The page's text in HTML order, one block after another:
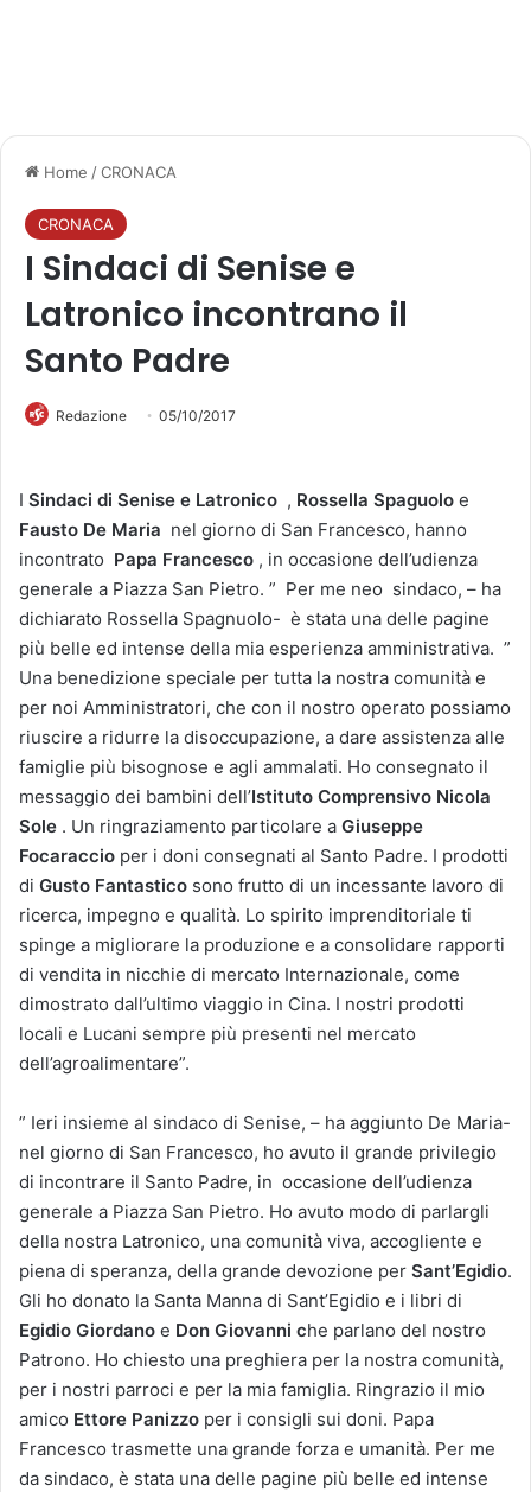
Home /CRONACA
CRONACA
I Sindaci di Senise e
Latronico incontrano il
Santo Padre
Redazione 05/10/2017
I Sindaci di Senise e Latronico , Rossella Spaguolo e
Fausto De Maria nel giorno di San Francesco, hanno
incontrato Papa Francesco , in occasione dell’udienza
generale a Piazza San Pietro. ” Per me neo sindaco, – ha
dichiarato Rossella Spagnuolo- è stata una delle pagine
più belle ed intense della mia esperienza amministrativa. ”
Una benedizione speciale per tutta la nostra comunità e
per noi Amministratori, che con il nostro operato possiamo
riuscire a ridurre la disoccupazione, a dare assistenza alle
famiglie più bisognose e agli ammalati. Ho consegnato il
messaggio dei bambini dell’Istituto Comprensivo Nicola
Sole . Un ringraziamento particolare a Giuseppe
Focaraccio per i doni consegnati al Santo Padre. I prodotti
di Gusto Fantastico sono frutto di un incessante lavoro di
ricerca, impegno e qualità. Lo spirito imprenditoriale ti
spinge a migliorare la produzione e a consolidare rapporti
di vendita in nicchie di mercato Internazionale, come
dimostrato dall’ultimo viaggio in Cina. I nostri prodotti
locali e Lucani sempre più presenti nel mercato
dell’agroalimentare”.
” Ieri insieme al sindaco di Senise, – ha aggiunto De Maria-
nel giorno di San Francesco, ho avuto il grande privilegio
di incontrare il Santo Padre, in occasione dell’udienza
generale a Piazza San Pietro. Ho avuto modo di parlargli
della nostra Latronico, una comunità viva, accogliente e
piena di speranza, della grande devozione per Sant’Egidio.
Gli ho donato la Santa Manna di Sant’Egidio e i libri di
Egidio Giordano e Don Giovanni che parlano del nostro
Patrono. Ho chiesto una preghiera per la nostra comunità,
per i nostri parroci e per la mia famiglia. Ringrazio il mio
amico Ettore Panizzo per i consigli sui doni. Papa
Francesco trasmette una grande forza e umanità. Per me
da sindaco, è stata una delle pagine più belle ed intense